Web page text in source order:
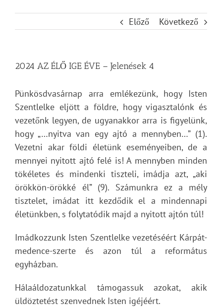
Előző Következő
2024 AZ ÉLŐ IGE ÉVE – Jelenések 4
Pünkösdvasárnap arra emlékezünk, hogy Isten
Szentlelke eljött a földre, hogy vigasztalónk és
vezetőnk legyen, de ugyanakkor arra is figyelünk,
hogy „…nyitva van egy ajtó a mennyben…” (1).
Vezetni akar földi életünk eseményeiben, de a
mennyei nyitott ajtó felé is! A mennyben minden
tökéletes és mindenki tiszteli, imádja azt, „aki
örökkön-örökké él” (9). Számunkra ez a mély
tisztelet, imádat itt kezdődik el a mindennapi
életünkben, s folytatódik majd a nyitott ajtón túl!
Imádkozzunk Isten Szentlelke vezetéséért Kárpát-
medence-szerte és azon túl a református
egyházban.
Hálaáldozatunkkal támogassuk azokat, akik
üldöztetést szenvednek Isten igéjéért.